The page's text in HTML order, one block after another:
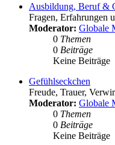
Ausbildung, Beruf &
Fragen, Erfahrungen
Moderator: Globale
0 Themen
0 Beiträge
Keine Beiträge
Gefühlseckchen
Freude, Trauer,
Moderator: Globale
0 Themen
0 Beiträge
Keine Beiträge